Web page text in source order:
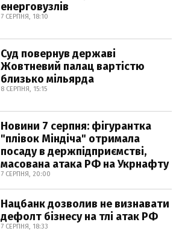
енерговузлів
7 СЕРПНЯ, 18:10
Суд повернув державі
Жовтневий палац вартістю
близько мільярда
8 СЕРПНЯ, 15:15
Новини 7 серпня: фігурантка
"плівок Міндіча" отримала
посаду в держпідприємстві,
масована атака РФ на Укрнафту
7 СЕРПНЯ, 20:00
Нацбанк дозволив не визнавати
дефолт бізнесу на тлі атак РФ
7 СЕРПНЯ, 18:33